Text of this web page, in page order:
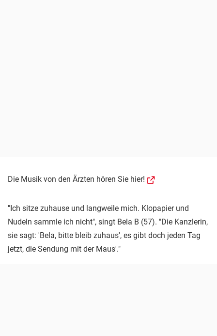
Die Musik von den Ärzten hören Sie hier!
"Ich sitze zuhause und langweile mich. Klopapier und
Nudeln sammle ich nicht", singt Bela B (57). "Die Kanzlerin,
sie sagt: 'Bela, bitte bleib zuhaus', es gibt doch jeden Tag
jetzt, die Sendung mit der Maus'."